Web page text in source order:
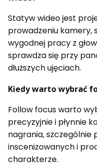
Statyw wideo jest
prowadzeniu kamery,
wygodnej pracy z
sprawdza się przy
dłuższych ujęciach.
Kiedy warto wybrać
Follow focus warto
precyzyjnie i płynnie
nagrania, szczególnie
inscenizowanych i
charakterze.